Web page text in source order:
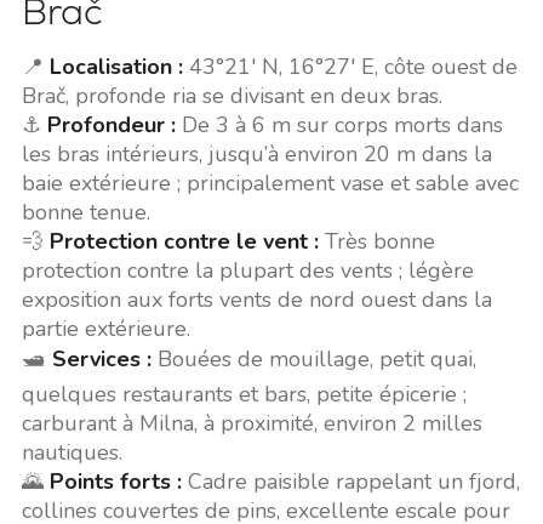
Brač
📍 Localisation :43°21' N, 16°27' E, côte ouest de
Brač, profonde ria se divisant en deux bras.
⚓ Profondeur :De 3 à 6 m sur corps morts dans
les bras intérieurs, jusqu’à environ 20 m dans la
baie extérieure ; principalement vase et sable avec
bonne tenue.
💨 Protection contre le vent :Très bonne
protection contre la plupart des vents ; légère
exposition aux forts vents de nord ouest dans la
partie extérieure.
🛥️ Services :Bouées de mouillage, petit quai,
quelques restaurants et bars, petite épicerie ;
carburant à Milna, à proximité, environ 2 milles
nautiques.
🌄 Points forts :Cadre paisible rappelant un fjord,
collines couvertes de pins, excellente escale pour